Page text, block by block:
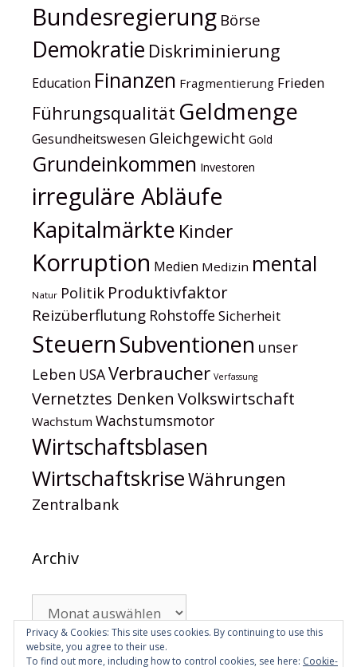
Bundesregierung Börse
Demokratie Diskriminierung
Education Finanzen Fragmentierung Frieden
Führungsqualität Geldmenge
Gesundheitswesen Gleichgewicht Gold
Grundeinkommen Investoren
irreguläre Abläufe
Kapitalmärkte Kinder
Korruption Medien Medizin mental
Natur Politik Produktivfaktor
Reizüberflutung Rohstoffe Sicherheit
SteuernSubventionen unser
Leben USAVerbraucher Verfassung
Vernetztes Denken Volkswirtschaft
Wachstum Wachstumsmotor
Wirtschaftsblasen
WirtschaftskriseWährungen
Zentralbank
Archiv
Privacy & Cookies: This site uses cookies. By continuing to use this
website, you agree to their use.
To find out more, including how to control cookies, see here: Cookie-